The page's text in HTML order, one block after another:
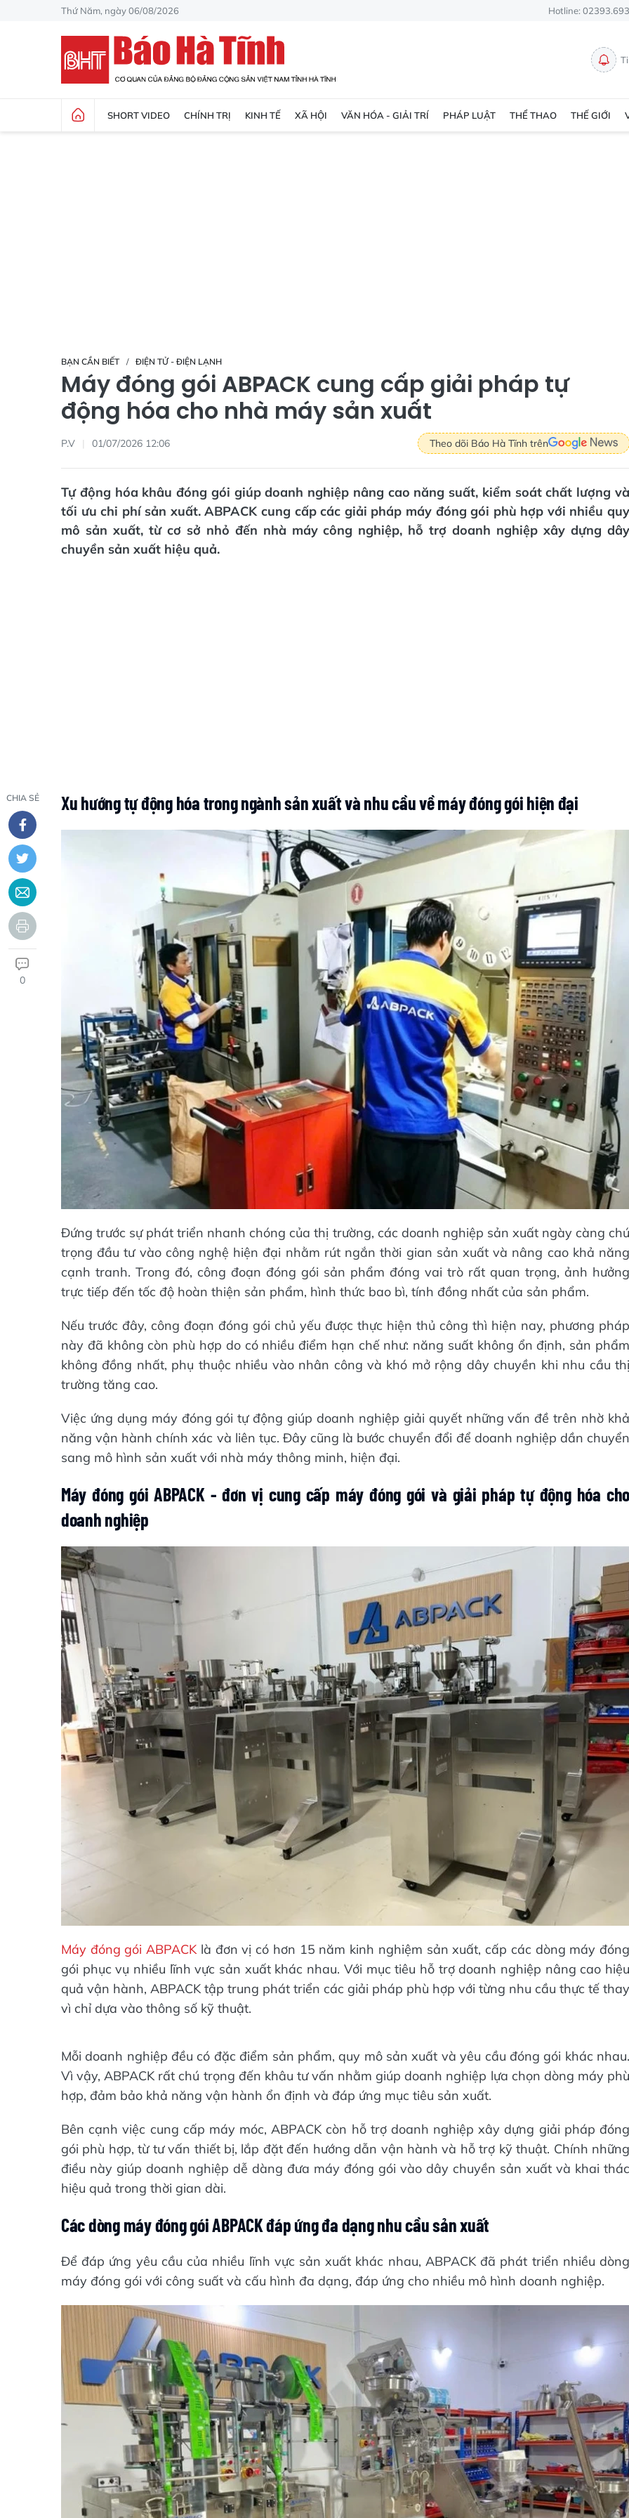
Thứ Năm, ngày 06/08/2026 Hotline:
SHORT VIDEO CHÍNH TRỊ KINH TẾ XÃ HỘI VĂN HÓA - GIẢI TRÍ PHÁP LUẬT THỂ THAO THẾ GIỚI
BẠN CẦN BIẾT ĐIỆN TỬ - ĐIỆN LẠNH
Máy đóng gói ABPACK cung cấp giải pháp tự
động hóa cho nhà máy sản xuất
P.V 01/07/2026 12:06 Theo dõi Báo Hà Tĩnh trên
Tự động hóa khâu đóng gói giúp doanh nghiệp nâng cao năng suất, kiểm soát chất lượng và
tối ưu chi phí sản xuất. ABPACK cung cấp các giải pháp máy đóng gói phù hợp với nhiều quy
mô sản xuất, từ cơ sở nhỏ đến nhà máy công nghiệp, hỗ trợ doanh nghiệp xây dựng dây
chuyền sản xuất hiệu quả.
CHIA SẺ
0
Xu hướng tự động hóa trong ngành sản xuất và nhu cầu về máy đóng gói hiện đại
Đứng trước sự phát triển nhanh chóng của thị trường, các doanh nghiệp sản xuất ngày càng chú
trọng đầu tư vào công nghệ hiện đại nhằm rút ngắn thời gian sản xuất và nâng cao khả năng
cạnh tranh. Trong đó, công đoạn đóng gói sản phẩm đóng vai trò rất quan trọng, ảnh hưởng
trực tiếp đến tốc độ hoàn thiện sản phẩm, hình thức bao bì, tính đồng nhất của sản phẩm.
Nếu trước đây, công đoạn đóng gói chủ yếu được thực hiện thủ công thì hiện nay, phương pháp
này đã không còn phù hợp do có nhiều điểm hạn chế như: năng suất không ổn định, sản phẩm
không đồng nhất, phụ thuộc nhiều vào nhân công và khó mở rộng dây chuyền khi nhu cầu thị
trường tăng cao.
Việc ứng dụng máy đóng gói tự động giúp doanh nghiệp giải quyết những vấn đề trên nhờ khả
năng vận hành chính xác và liên tục. Đây cũng là bước chuyển đổi để doanh nghiệp dần chuyển
sang mô hình sản xuất với nhà máy thông minh, hiện đại.
Máy đóng gói ABPACK - đơn vị cung cấp máy đóng gói và giải pháp tự động hóa cho
doanh nghiệp
Máy đóng gói ABPACKlà đơn vị có hơn 15 năm kinh nghiệm sản xuất, cấp các dòng máy
gói phục vụ nhiều lĩnh vực sản xuất khác nhau. Với mục tiêu hỗ trợ doanh nghiệp nâng cao hiệu
quả vận hành, ABPACK tập trung phát triển các giải pháp phù hợp với từng nhu cầu thực tế thay
vì chỉ dựa vào thông số kỹ thuật.
Mỗi doanh nghiệp đều có đặc điểm sản phẩm, quy mô sản xuất và yêu cầu đóng gói khác nhau.
Vì vậy, ABPACK rất chú trọng đến khâu tư vấn nhằm giúp doanh nghiệp lựa chọn dòng máy phù
hợp, đảm bảo khả năng vận hành ổn định và đáp ứng mục tiêu sản xuất.
Bên cạnh việc cung cấp máy móc, ABPACK còn hỗ trợ doanh nghiệp xây dựng giải pháp đóng
gói phù hợp, từ tư vấn thiết bị, lắp đặt đến hướng dẫn vận hành và hỗ trợ kỹ thuật. Chính những
điều này giúp doanh nghiệp dễ dàng đưa máy đóng gói vào dây chuyền sản xuất và khai thác
hiệu quả trong thời gian dài.
Các dòng máy đóng gói ABPACK đáp ứng đa dạng nhu cầu sản xuất
Để đáp ứng yêu cầu của nhiều lĩnh vực sản xuất khác nhau, ABPACK đã phát triển nhiều dòng
máy đóng gói với công suất và cấu hình đa dạng, đáp ứng cho nhiều mô hình doanh nghiệp.